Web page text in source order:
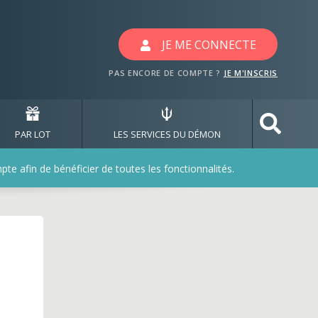
JE ME CONNECTE
PAS ENCORE DE COMPTE ? JE M'INSCRIS
PAR LOT LES SERVICES DU DÉMON
afin de bénéficier de toutes les fonctionnalités.